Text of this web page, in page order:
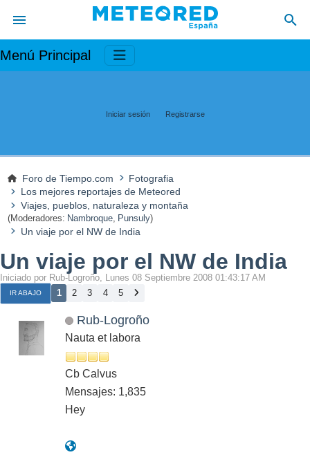
Menú Principal
Iniciar sesión Registrarse
Foro de Tiempo.com
Fotografia
Los mejores reportajes de Meteored
Viajes, pueblos, naturaleza y montaña
(Moderadores: Nambroque, Punsuly)
Un viaje por el NW de India
Un viaje por el NW de India
Iniciado por Rub-Logroño, Lunes 08 Septiembre 2008 01:43:17 AM
IR ABAJO 1 2 3 4 5
Rub-Logroño
Nauta et labora
Cb Calvus
Mensajes: 1,835
Hey